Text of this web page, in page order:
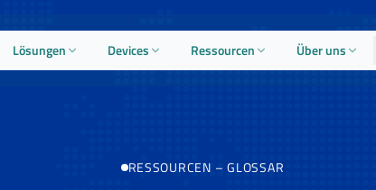
Lösungen Devices Ressourcen Über uns
RESSOURCEN – GLOSSAR